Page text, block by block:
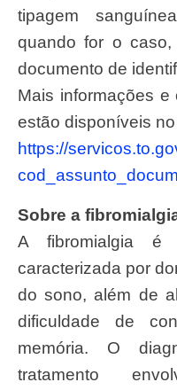
tipagem
quando for o caso,
documento de
Mais informações e
estão disponíveis
https://
Sobre a
A fibromialgia é
caracterizada por
do sono, além de
dificuldade de
memória. O
tratamento